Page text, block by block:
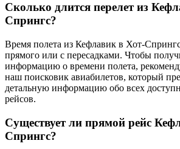
Сколько длится перелет из
Спрингс?
Время полета из Кефлавик в Хот-Спрингс
прямого или с пересадками. Чтобы
информацию о времени полета,
наш поисковик авиабилетов, который
детальную информацию обо всех
рейсов.
Существует ли прямой рейс
Спрингс?